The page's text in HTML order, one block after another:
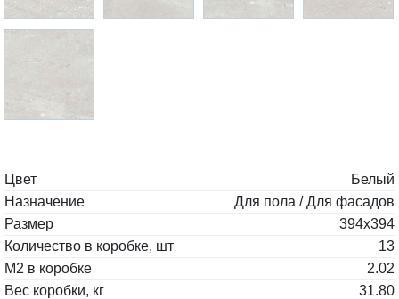
Цвет
Белый
Назначение
Для пола / Для фасадов
Размер
394х394
Количество в коробке, шт
13
М2 в коробке
2.02
Вес коробки, кг
31.80